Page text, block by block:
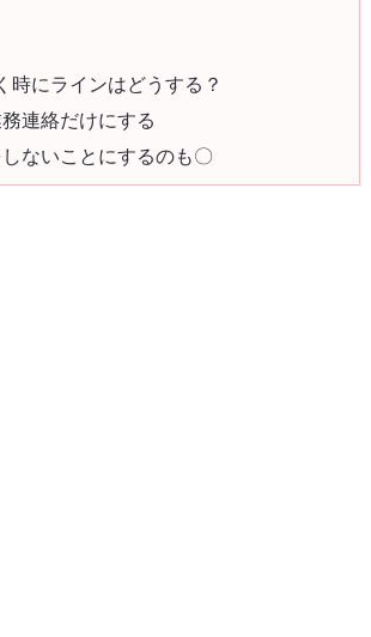
時にラインはどうする？
連絡だけにする
ないことにするのも〇